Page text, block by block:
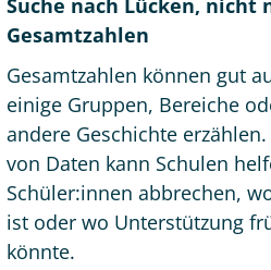
Suche nach Lücken, nicht
Gesamtzahlen
Gesamtzahlen können gut
einige Gruppen, Bereiche
andere Geschichte
von Daten kann Schulen
Schüler:innen abbrechen,
ist oder wo Unterstützung
könnte.